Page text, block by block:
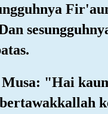
"Hai